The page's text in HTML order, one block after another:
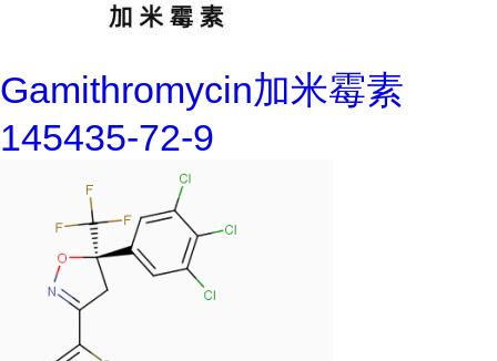
Gamithromycin加米霉素
145435-72-9